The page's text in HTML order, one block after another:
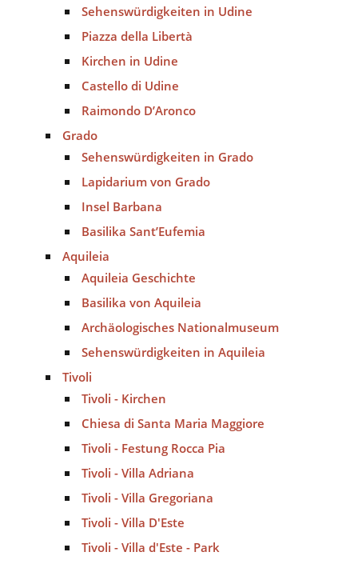
Sehenswürdigkeiten in Udine
Piazza della Libertà
Kirchen in Udine
Castello di Udine
Raimondo D’Aronco
Grado
Sehenswürdigkeiten in Grado
Lapidarium von Grado
Insel Barbana
Basilika Sant’Eufemia
Aquileia
Aquileia Geschichte
Basilika von Aquileia
Archäologisches Nationalmuseum
Sehenswürdigkeiten in Aquileia
Tivoli
Tivoli - Kirchen
Chiesa di Santa Maria Maggiore
Tivoli - Festung Rocca Pia
Tivoli - Villa Adriana
Tivoli - Villa Gregoriana
Tivoli - Villa D'Este
Tivoli - Villa d'Este - Park